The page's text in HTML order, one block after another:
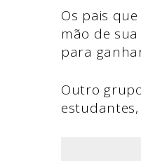
Os pais
mão de
para
Outro